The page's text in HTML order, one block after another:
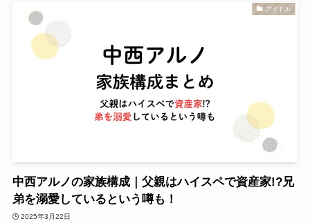
アイドル
中西アルノの家族構成｜父親はハイスペで資産家!?兄
弟を溺愛しているという噂も！
2025年3月22日